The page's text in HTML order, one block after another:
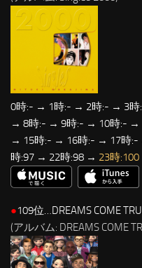
0時:- → 1時:- → 2時:- → 3
→ 8時:- → 9時:- → 10時:- →
→ 15時:- → 16時:- → 17時
時:97 → 22時:98 → 23時:100
●109位…DREAMS COME
(アルバム: DREAMS COME